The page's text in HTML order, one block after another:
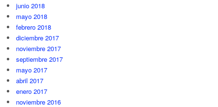
junio 2018
mayo 2018
febrero 2018
diciembre 2017
noviembre 2017
septiembre 2017
mayo 2017
abril 2017
enero 2017
noviembre 2016